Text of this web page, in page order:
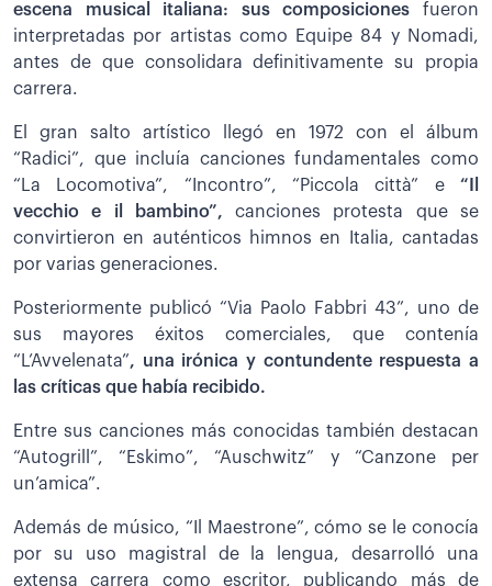
escena musical italiana: sus composiciones fueron
interpretadas por artistas como Equipe 84 y Nomadi,
antes de que consolidara definitivamente su propia
carrera.
El gran salto artístico llegó en 1972 con el álbum
“Radici”, que incluía canciones fundamentales como
“La Locomotiva”, “Incontro”, “Piccola città” e“Il
vecchio e il bambino”, canciones protesta que se
convirtieron en auténticos himnos en Italia, cantadas
por varias generaciones.
Posteriormente publicó “Via Paolo Fabbri 43”, uno de
sus mayores éxitos comerciales, que contenía
“L’Avvelenata”, una irónica y contundente respuesta a
las críticas que había recibido.
Entre sus canciones más conocidas también destacan
“Autogrill”, “Eskimo”, “Auschwitz” y “Canzone per
un’amica”.
Además de músico, “Il Maestrone”, cómo se le conocía
por su uso magistral de la lengua, desarrolló una
extensa carrera como escritor, publicando más de